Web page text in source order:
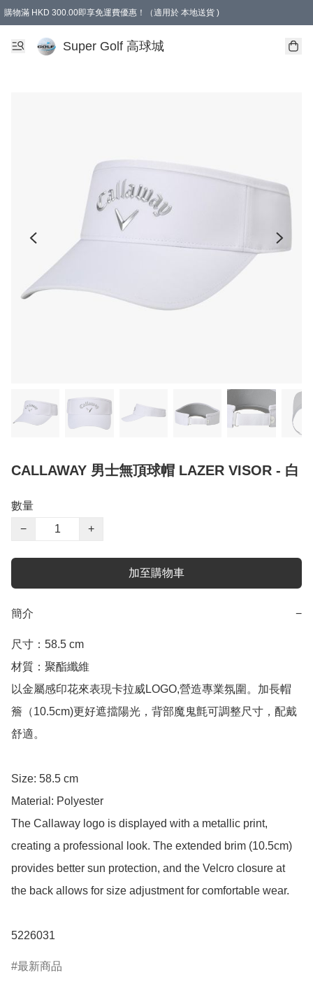
購物滿 HKD 300.00即享免運費優惠！（適用於 本地送貨 )
Super Golf 高球城
CALLAWAY 男士無頂球帽 LAZER VISOR - 白
數量
−
+
加至購物車
簡介 −
尺寸：58.5 cm
材質：聚酯纖維
以金屬感印花來表現卡拉威LOGO,營造專業氛圍。加長帽
簷（10.5cm)更好遮擋陽光，背部魔鬼氈可調整尺寸，配戴
舒適。
Size: 58.5 cm
Material: Polyester
The Callaway logo is displayed with a metallic print,
creating a professional look. The extended brim (10.5cm)
provides better sun protection, and the Velcro closure at
the back allows for size adjustment for comfortable wear.
5226031
最新商品